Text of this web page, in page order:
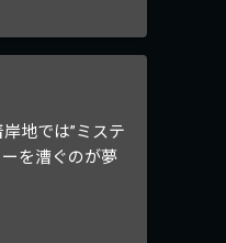
地では”ミステ
を漕ぐのが夢